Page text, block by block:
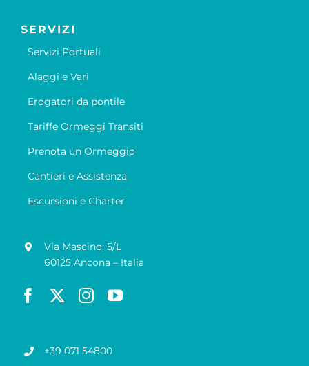
SERVIZI
Servizi Portuali
Alaggi e Vari
Erogatori da pontile
Tariffe Ormeggi Transiti
Prenota un Ormeggio
Cantieri e Assistenza
Escursioni e Charter
Via Mascino, 5/L
60125 Ancona – Italia
+39 071 54800